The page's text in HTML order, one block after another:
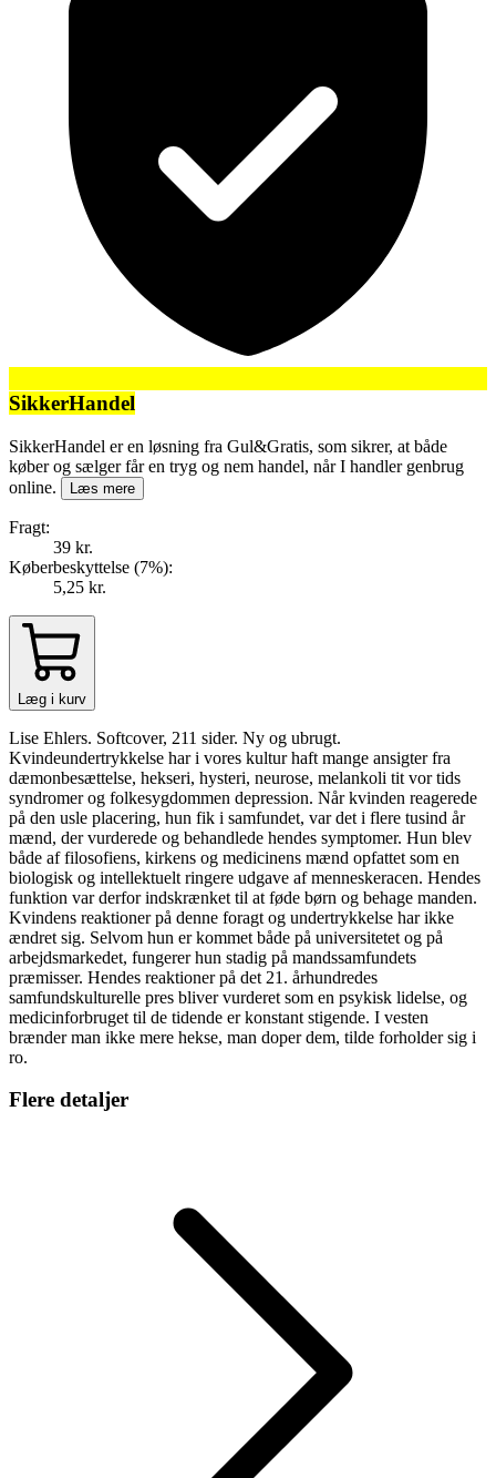
SikkerHandel
SikkerHandel er en løsning fra Gul&Gratis, som sikrer, at både
køber og sælger får en tryg og nem handel, når I handler genbrug
online.
Læs mere
Fragt:
39 kr.
Køberbeskyttelse (7%):
5,25 kr.
Læg i kurv
Lise Ehlers. Softcover, 211 sider. Ny og ubrugt.
Kvindeundertrykkelse har i vores kultur haft mange ansigter fra
dæmonbesættelse, hekseri, hysteri, neurose, melankoli tit vor tids
syndromer og folkesygdommen depression. Når kvinden reagerede
på den usle placering, hun fik i samfundet, var det i flere tusind år
mænd, der vurderede og behandlede hendes symptomer. Hun blev
både af filosofiens, kirkens og medicinens mænd opfattet som en
biologisk og intellektuelt ringere udgave af menneskeracen. Hendes
funktion var derfor indskrænket til at føde børn og behage manden.
Kvindens reaktioner på denne foragt og undertrykkelse har ikke
ændret sig. Selvom hun er kommet både på universitetet og på
arbejdsmarkedet, fungerer hun stadig på mandssamfundets
præmisser. Hendes reaktioner på det 21. århundredes
samfundskulturelle pres bliver vurderet som en psykisk lidelse, og
medicinforbruget til de tidende er konstant stigende. I vesten
brænder man ikke mere hekse, man doper dem, tilde forholder sig i
ro.
Flere detaljer